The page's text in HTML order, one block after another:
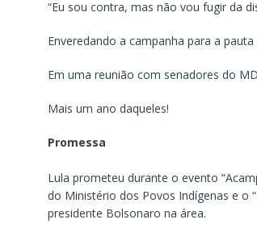
“Eu sou contra, mas não vou fugir da
Enveredando a campanha para a
Em uma reunião com senadores do
Mais um ano daqueles!
Promessa
Lula prometeu durante o evento
do Ministério dos Povos Indígenas e o
presidente Bolsonaro na área.